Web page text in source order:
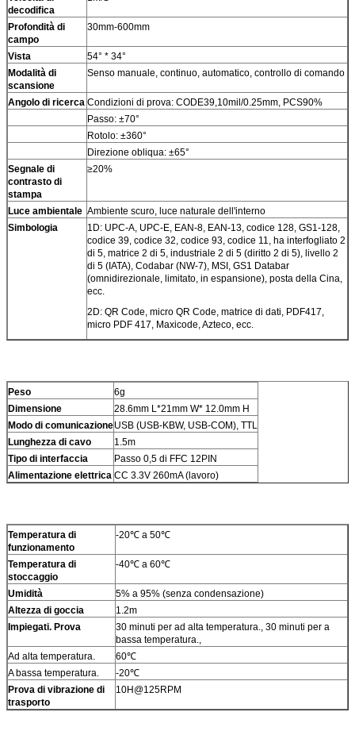
decodifica
Profondità di
campo
30mm-600mm
Vista
54° * 34°
Modalità di
scansione
Senso manuale, continuo, automatico, controllo di comando
Angolo di ricerca Condizioni di prova: CODE39,10mil/0.25mm, PCS90%
Passo: ±70°
Rotolo: ±360°
Direzione obliqua: ±65°
Segnale di
contrasto di
stampa
≥20%
Luce ambientale Ambiente scuro, luce naturale dell'interno
Simbologia
1D: UPC-A, UPC-E, EAN-8, EAN-13, codice 128, GS1-128,
codice 39, codice 32, codice 93, codice 11, ha interfogliato 2
di 5, matrice 2 di 5, industriale 2 di 5 (diritto 2 di 5), livello 2
di 5 (IATA), Codabar (NW-7), MSI, GS1 Databar
(omnidirezionale, limitato, in espansione), posta della Cina,
ecc.
2D: QR Code, micro QR Code, matrice di dati, PDF417,
micro PDF 417, Maxicode, Azteco, ecc.
Peso
6g
Dimensione
28.6mm L*21mm W* 12.0mm H
Modo di comunicazioneUSB (USB-KBW, USB-COM), TTL
Lunghezza di cavo
1.5m
Tipo di interfaccia
Passo 0,5 di FFC 12PIN
Alimentazione elettrica CC 3.3V 260mA (lavoro)
Temperatura di
funzionamento
-20℃ a 50℃
Temperatura di
stoccaggio
-40℃ a 60℃
Umidità
5% a 95% (senza condensazione)
Altezza di goccia
1.2m
Impiegati. Prova
30 minuti per ad alta temperatura., 30 minuti per a
bassa temperatura.,
Ad alta temperatura.
60℃
A bassa temperatura.
-20℃
Prova di vibrazione di
trasporto
10H@125RPM